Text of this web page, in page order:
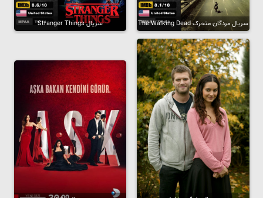
سریال مردگان متحرک The Walking Dead سریال Stranger Things